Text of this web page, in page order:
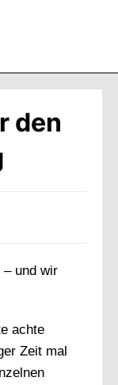
den
– und wir
achte
Zeit mal